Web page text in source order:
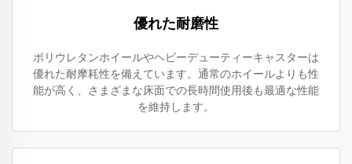
優れた耐磨性
ポリウレタンホイールやヘビーデューティーキャスターは
優れた耐摩耗性を備えています。通常のホイールよりも性
能が高く、さまざまな床面での長時間使用後も最適な性能
を維持します。